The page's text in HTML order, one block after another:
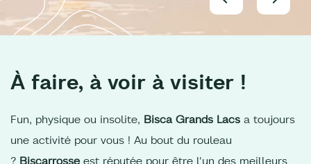
À faire, à voir à visiter !
Fun, physique ou insolite, Bisca Grands Lacs a toujours
une activité pour vous ! Au bout du rouleau
? Biscarrosse est réputée pour être l'un des meilleurs